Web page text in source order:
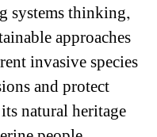
systems thinking,
approaches
invasive species
and protect
natural heritage